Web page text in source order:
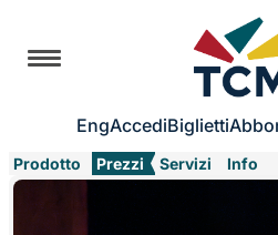
EngAccediBiglietti
Prodotto Prezzi Servizi Info